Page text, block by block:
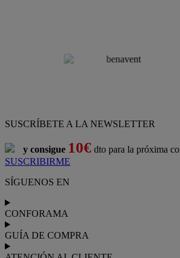
SUSCRÍBETE A LA NEWSLETTER
y consigue 10€ dto para la próxima
SUSCRIBIRME
SÍGUENOS EN
CONFORAMA
GUÍA DE COMPRA